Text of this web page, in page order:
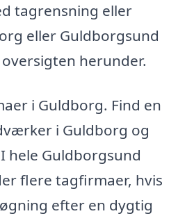
tagrensning eller
eller Guldborgsund
herunder.
i Guldborg. Find en
i Guldborg og
hele Guldborgsund
flere tagfirmaer, hvis
efter en dygtig